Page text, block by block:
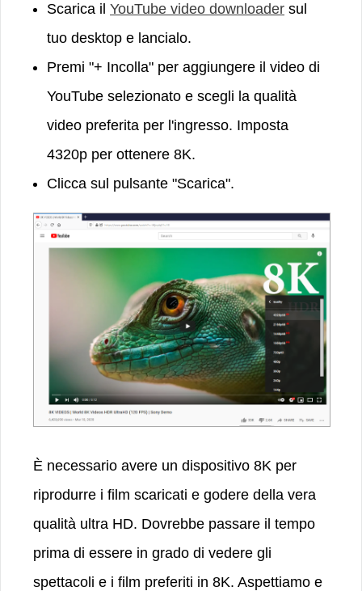
Scarica il YouTube video downloader sul
tuo desktop e lancialo.
Premi "+ Incolla" per aggiungere il video di
YouTube selezionato e scegli la qualità
video preferita per l'ingresso. Imposta
4320p per ottenere 8K.
Clicca sul pulsante "Scarica".
È necessario avere un dispositivo 8K per
riprodurre i film scaricati e godere della vera
qualità ultra HD. Dovrebbe passare il tempo
prima di essere in grado di vedere gli
spettacoli e i film preferiti in 8K. Aspettiamo e